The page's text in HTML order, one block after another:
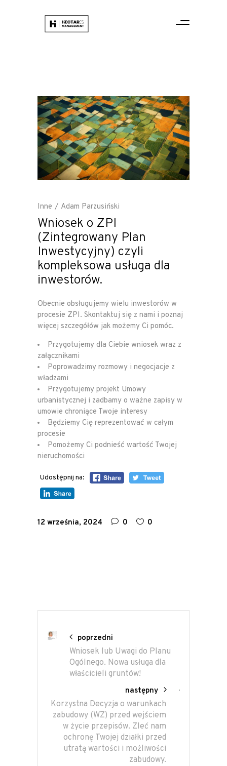
Inne Adam Parzusiński
Wniosek o ZPI
(Zintegrowany Plan
Inwestycyjny) czyli
kompleksowa usługa dla
inwestorów.
Obecnie obsługujemy wielu inwestorów w
procesie ZPI. Skontaktuj się z nami i poznaj
więcej szczegółów jak możemy Ci pomóc.
Przygotujemy dla Ciebie wniosek wraz z
załącznikami
Poprowadzimy rozmowy i negocjacje z
władzami
Przygotujemy projekt Umowy
urbanistycznej i zadbamy o ważne zapisy w
umowie chroniące Twoje interesy
Będziemy Cię reprezentować w całym
procesie
Pomożemy Ci podnieść wartość Twojej
nieruchomości
Udostępnij na:
12 września, 2024 0 0
poprzedni
Wniosek lub Uwagi do Planu
Ogólnego. Nowa usługa dla
właścicieli gruntów!
następny
Korzystna Decyzja o warunkach
zabudowy (WZ) przed wejściem
w życie przepisów. Zleć nam
ochronę Twojej działki przed
utratą wartości i możliwości
zabudowy.